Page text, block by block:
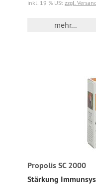
inkl. 19 % USt zzgl.
mehr...
Propolis SC 2000
Stärkung